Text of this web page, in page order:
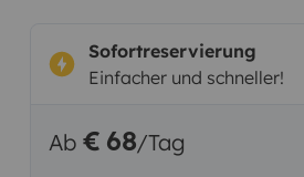
Sofortreservierung
Einfacher und schneller!
Ab € 68/Tag